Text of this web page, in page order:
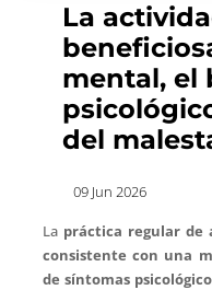
La
mental, el
del
09 Jun 2026
La práctica regular de
consistente con una
de síntomas